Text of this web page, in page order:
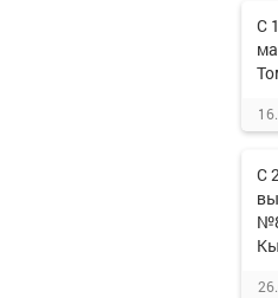
С
С